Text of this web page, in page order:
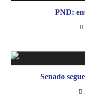
PND:
Senado